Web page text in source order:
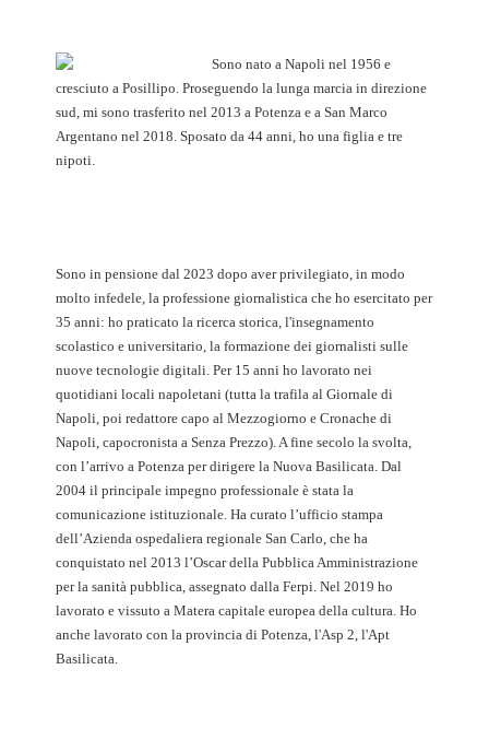
Sono nato a Napoli nel 1956 e
cresciuto a Posillipo. Proseguendo la lunga marcia in direzione
sud, mi sono trasferito nel 2013 a Potenza e a San Marco
Argentano nel 2018. Sposato da 44 anni, ho una figlia e tre
nipoti.
Sono in pensione dal 2023 dopo aver privilegiato, in modo
molto infedele, la professione giornalistica che ho esercitato per
35 anni: ho praticato la ricerca storica, l'insegnamento
scolastico e universitario, la formazione dei giornalisti sulle
nuove tecnologie digitali. Per 15 anni ho lavorato nei
quotidiani locali napoletani (tutta la trafila al Giornale di
Napoli, poi redattore capo al Mezzogiorno e Cronache di
Napoli, capocronista a Senza Prezzo). A fine secolo la svolta,
con l’arrivo a Potenza per dirigere la Nuova Basilicata. Dal
2004 il principale impegno professionale è stata la
comunicazione istituzionale. Ha curato l’ufficio stampa
dell’Azienda ospedaliera regionale San Carlo, che ha
conquistato nel 2013 l’Oscar della Pubblica Amministrazione
per la sanità pubblica, assegnato dalla Ferpi. Nel 2019 ho
lavorato e vissuto a Matera capitale europea della cultura. Ho
anche lavorato con la provincia di Potenza, l'Asp 2, l'Apt
Basilicata.